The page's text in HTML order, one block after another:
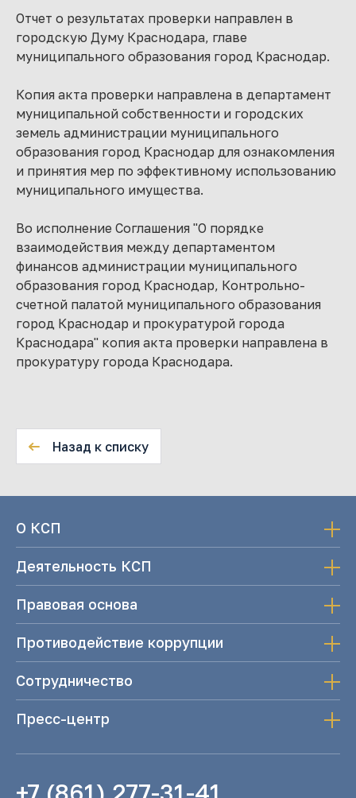
Отчет о результатах проверки направлен в
городскую Думу Краснодара, главе
муниципального образования город Краснодар.
Копия акта проверки направлена в департамент
муниципальной собственности и городских
земель администрации муниципального
образования город Краснодар для ознакомления
и принятия мер по эффективному использованию
муниципального имущества.
Во исполнение Соглашения "О порядке
взаимодействия между департаментом
финансов администрации муниципального
образования город Краснодар, Контрольно-
счетной палатой муниципального образования
город Краснодар и прокуратурой города
Краснодара" копия акта проверки направлена в
прокуратуру города Краснодара.
Назад к списку
О КСП
Деятельность КСП
Правовая основа
Противодействие коррупции
Сотрудничество
Пресс-центр